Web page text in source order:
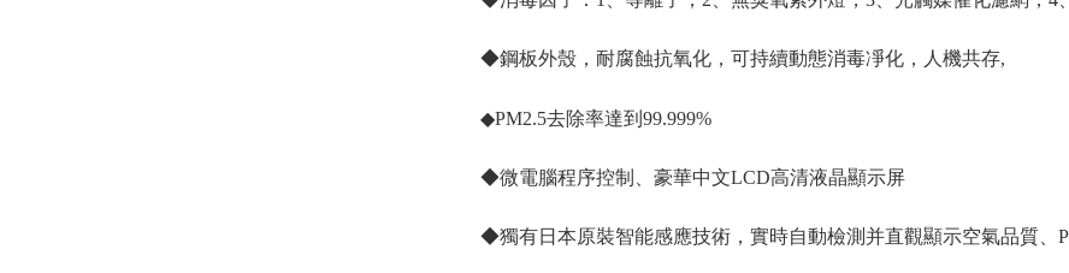
◆鋼板外殼，耐腐蝕抗氧化，可持續動態消毒凈化，人機共存,
◆PM2.5去除率達到99.999%
◆微電腦程序控制、豪華中文LCD高清液晶顯示屏
◆獨有日本原裝智能感應技術，實時自動檢測并直觀顯示空氣品質、